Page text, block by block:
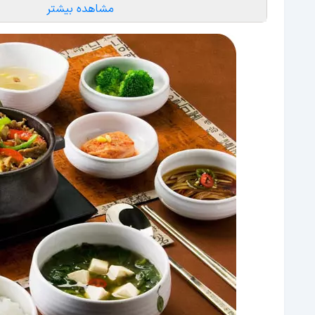
آدرس و شماره تلفن رستوران سوان کره ‌ای در
رستوران کره ‌ای سو در تهران
آدرس و شماره تلفن رستوران کره‌ای سو در
رستوران شب‌ های کره
آدرس و شماره تلفن رستوران شب‌ های کره
مشاهده بیشتر